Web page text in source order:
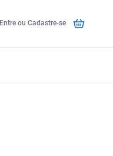
Entre ou Cadastre-se